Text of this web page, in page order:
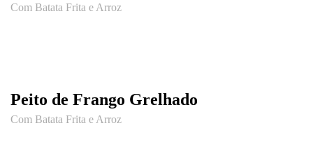
Com Batata Frita e Arroz
Peito de Frango Grelhado
Com Batata Frita e Arroz